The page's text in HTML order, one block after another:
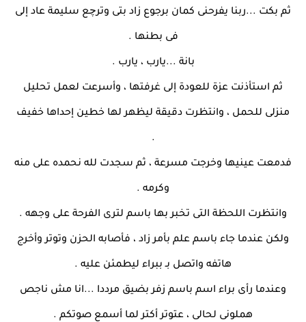
ثم بكت ...ربنا يفرحنى كمان برجوع زاد بتى وترچع سليمة عاد إلى
فى بطنها .
بانة ...يارب ، يارب .
ثم استأذنت عزة للعودة إلى غرفتها ، وأسرعت لعمل تحليل
منزلى للحمل ، وانتظرت دقيقة ليظهر لها خطين إحداها خفيف
.
فدمعت عينيها وخرجت مسرعة ، ثم سجدت لله نحمده على منه
وكرمه .
وانتظرت اللحظة التى تخبر بها باسم لترى الفرحة على وجهه .
ولكن عندما جاء باسم علم بأمر زاد ، فأصابه الحزن وتوتر وأخرج
هاتفه واتصل بـ ببراء ليطمئن عليه .
وعندما رأى براء اسم باسم زفر بضيق مرددا ...انا مش ناجص
هملونى لحالى ، عتوتر أكتر لما أسمع صوتكم .